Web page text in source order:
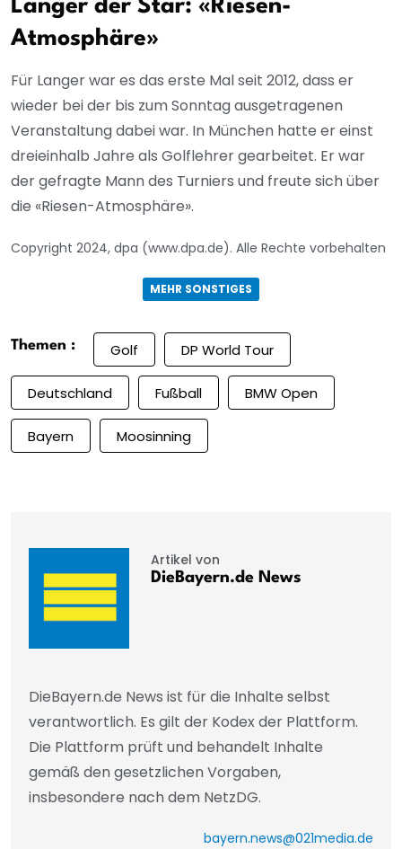
Langer der Star: «Riesen-
Atmosphäre»
Für Langer war es das erste Mal seit 2012, dass er
wieder bei der bis zum Sonntag ausgetragenen
Veranstaltung dabei war. In München hatte er einst
dreieinhalb Jahre als Golflehrer gearbeitet. Er war
der gefragte Mann des Turniers und freute sich über
die «Riesen-Atmosphäre».
Copyright 2024, dpa (www.dpa.de). Alle Rechte vorbehalten
MEHR SONSTIGES
Themen : Golf DP World Tour
Deutschland Fußball BMW Open
Bayern Moosinning
Artikel von
DieBayern.de News
DieBayern.de News ist für die Inhalte selbst
verantwortlich. Es gilt der Kodex der Plattform.
Die Plattform prüft und behandelt Inhalte
gemäß den gesetzlichen Vorgaben,
insbesondere nach dem NetzDG.
bayern.news@021media.de